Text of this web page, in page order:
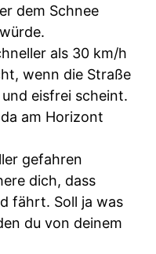
dem Schnee
als 30 km/h
wenn die Straße
eisfrei scheint.
am Horizont
gefahren
dich, dass
fährt. Soll ja was
du von deinem